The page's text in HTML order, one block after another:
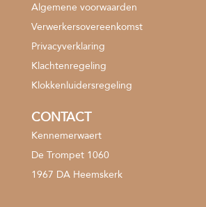
Algemene voorwaarden
Verwerkersovereenkomst
Privacyverklaring
Klachtenregeling
Klokkenluidersregeling
CONTACT
Kennemerwaert
De Trompet 1060
1967 DA Heemskerk